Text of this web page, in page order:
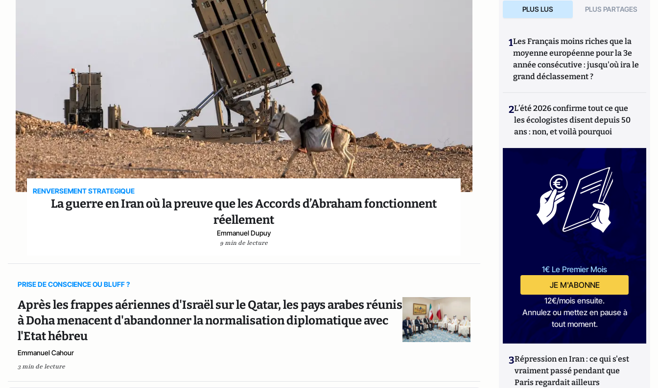
RENVERSEMENT STRATEGIQUE
La guerre en Iran où la preuve que les Accords d’Abraham fonctionnent
réellement
Emmanuel Dupuy
9 min de lecture
PRISE DE CONSCIENCE OU BLUFF ?
Après les frappes aériennes d'Israël sur le Qatar, les pays arabes réunis
à Doha menacent d'abandonner la normalisation diplomatique avec
l'Etat hébreu
Emmanuel Cahour
3 min de lecture
PLUS LUS PLUS PARTAGES
1Les Français moins riches que la
moyenne européenne pour la 3e
année consécutive : jusqu'où ira le
grand déclassement ?
2L’été 2026 confirme tout ce que
les écologistes disent depuis 50
ans : non, et voilà pourquoi
1€ Le Premier Mois
JE M'ABONNE
12€/mois ensuite.
Annulez ou mettez en pause à
tout moment.
3Répression en Iran : ce qui s'est
vraiment passé pendant que
Paris regardait ailleurs